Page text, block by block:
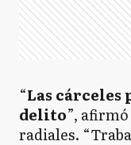
“Las
delito”,
radiales.